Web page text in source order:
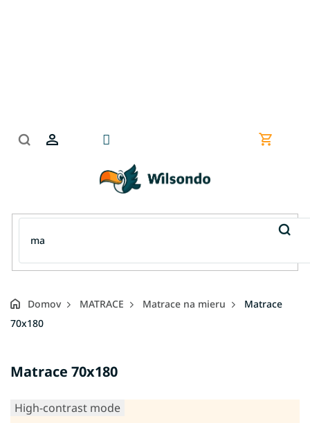
Domov MATRACE Matrace na mieru
Matrace
70x180
Matrace 70x180
High-contrast mode